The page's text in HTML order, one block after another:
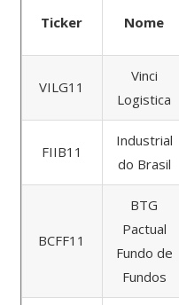
Ticker Nome
VILG11
Vinci
Logistica
FIIB11
Industrial
do Brasil
BCFF11
BTG
Pactual
Fundo de
Fundos